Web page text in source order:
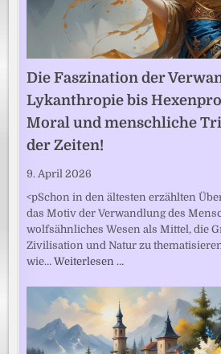
Die Faszination der
Lykanthropie bis
Moral und menschliche
der Zeiten!
9. April 2026
<pSchon in den ältesten erzählten
das Motiv der Verwandlung des
wolfsähnliches Wesen als Mittel, die
Zivilisation und Natur zu
wie…Weiterlesen …